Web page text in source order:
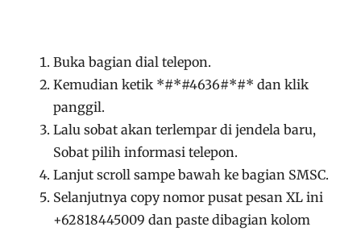
Buka bagian dial telepon.
Kemudian ketik *#*#4636#*#* dan klik
panggil.
Lalu sobat akan terlempar di jendela baru,
Sobat pilih informasi telepon.
Lanjut scroll sampe bawah ke bagian SMSC.
Selanjutnya copy nomor pusat pesan XL ini
+62818445009 dan paste dibagian kolom